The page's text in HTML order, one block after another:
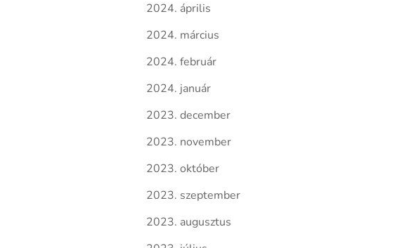
2024. április
2024. március
2024. február
2024. január
2023. december
2023. november
2023. október
2023. szeptember
2023. augusztus